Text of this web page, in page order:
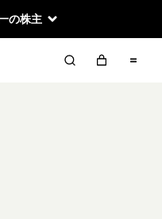
の株主